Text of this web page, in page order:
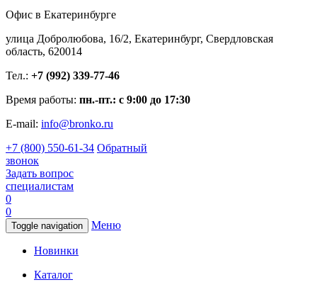
Офис в Екатеринбурге
улица Добролюбова, 16/2, Екатеринбург, Свердловская
область, 620014
Тел.: +7 (992) 339-77-46
Время работы: пн.-пт.: с 9:00 до 17:30
E-mail: info@bronko.ru
+7 (800) 550-61-34 Обратный
звонок
Задать вопрос
специалистам
0
0
Toggle navigation Меню
Новинки
Каталог